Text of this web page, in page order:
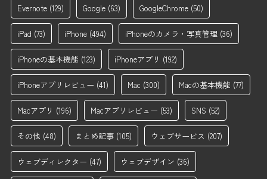
Evernote (129) Google (63) GoogleChrome (50)
iPad (73) iPhone (494) iPhoneのカメラ・写真管理 (36)
iPhoneの基本機能 (123) iPhoneアプリ (192)
iPhoneアプリレビュー (41) Mac (300) Macの基本機能 (77)
Macアプリ (196) Macアプリレビュー (53) SNS (52)
その他 (48) まとめ記事 (105) ウェブサービス (207)
ウェブディレクター (47) ウェブデザイン (36)